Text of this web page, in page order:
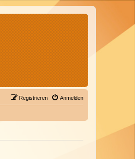
Anmelden
Registrieren